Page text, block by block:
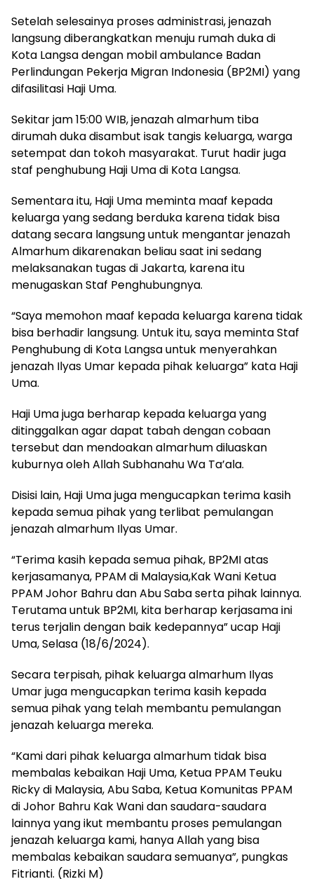
Setelah selesainya proses administrasi, jenazah
langsung diberangkatkan menuju rumah duka di
Kota Langsa dengan mobil ambulance Badan
Perlindungan Pekerja Migran Indonesia (BP2MI) yang
difasilitasi Haji Uma.
Sekitar jam 15:00 WIB, jenazah almarhum tiba
dirumah duka disambut isak tangis keluarga, warga
setempat dan tokoh masyarakat. Turut hadir juga
staf penghubung Haji Uma di Kota Langsa.
Sementara itu, Haji Uma meminta maaf kepada
keluarga yang sedang berduka karena tidak bisa
datang secara langsung untuk mengantar jenazah
Almarhum dikarenakan beliau saat ini sedang
melaksanakan tugas di Jakarta, karena itu
menugaskan Staf Penghubungnya.
“Saya memohon maaf kepada keluarga karena tidak
bisa berhadir langsung. Untuk itu, saya meminta Staf
Penghubung di Kota Langsa untuk menyerahkan
jenazah Ilyas Umar kepada pihak keluarga” kata Haji
Uma.
Haji Uma juga berharap kepada keluarga yang
ditinggalkan agar dapat tabah dengan cobaan
tersebut dan mendoakan almarhum diluaskan
kuburnya oleh Allah Subhanahu Wa Ta’ala.
Disisi lain, Haji Uma juga mengucapkan terima kasih
kepada semua pihak yang terlibat pemulangan
jenazah almarhum Ilyas Umar.
“Terima kasih kepada semua pihak, BP2MI atas
kerjasamanya, PPAM di Malaysia,Kak Wani Ketua
PPAM Johor Bahru dan Abu Saba serta pihak lainnya.
Terutama untuk BP2MI, kita berharap kerjasama ini
terus terjalin dengan baik kedepannya” ucap Haji
Uma, Selasa (18/6/2024).
Secara terpisah, pihak keluarga almarhum Ilyas
Umar juga mengucapkan terima kasih kepada
semua pihak yang telah membantu pemulangan
jenazah keluarga mereka.
“Kami dari pihak keluarga almarhum tidak bisa
membalas kebaikan Haji Uma, Ketua PPAM Teuku
Ricky di Malaysia, Abu Saba, Ketua Komunitas PPAM
di Johor Bahru Kak Wani dan saudara-saudara
lainnya yang ikut membantu proses pemulangan
jenazah keluarga kami, hanya Allah yang bisa
membalas kebaikan saudara semuanya”, pungkas
Fitrianti. (Rizki M)